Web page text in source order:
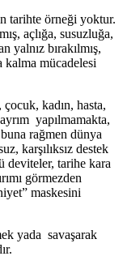
tarihte örneği yoktur.
açlığa, susuzluğa,
yalnız bırakılmış,
kalma mücadelesi
kadın, hasta,
yapılmamakta,
rağmen dünya
karşılıksız destek
deviteler, tarihe kara
görmezden
maskesini
yada savaşarak